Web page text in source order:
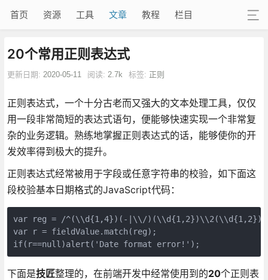
首页 资源 工具 文章 教程 栏目
20个常用正则表达式
更新日期: 2020-05-11 阅读: 2.7k 标签: 正则
正则表达式，一个十分古老而又强大的文本处理工具，仅仅
用一段非常简短的表达式语句，便能够快速实现一个非常复
杂的业务逻辑。熟练地掌握正则表达式的话，能够使你的开
发效率得到极大的提升。
正则表达式经常被用于字段或任意字符串的校验，如下面这
段校验基本日期格式的JavaScript代码：
var reg = /^(\\d{1,4})(-|\\/
var r = fieldValue.match(reg);
if(r==null)alert('Date format error!');
下面是技匠整理的，在前端开发中经常使用到的20个正则表